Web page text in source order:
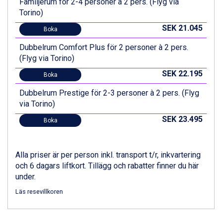
St. Anton från 11.245 kr.
Zell am See från 6.295 kr.
Canazei från 7.195 kr.
Livigno från 5.595 kr.
Ponte di Legno från 7.395 kr.
Sauze dOulx från 6.145 kr.
Alleghe från 8.545 kr.
Bad Gastein från 6.295 kr.
Arabba från 11.045 kr.
La Thuile från 7.045 kr.
Cervinia från 8.245 kr.
Saalbach från 9.445 kr.
Passo Tonale från 5.895 kr.
Champoluc från 5.945 kr.
Sestriere från 6.945 kr.
Fieberbrunn från 9.645 kr.
Torino)
Boka SEK 21.045
Dubbelrum Comfort Plus för 2 personer à 2 pers.
(Flyg via Torino)
Boka SEK 22.195
Dubbelrum Prestige för 2-3 personer à 2 pers. (Flyg
via Torino)
Boka SEK 23.495
Alla priser är per person inkl. transport t/r, inkvartering
och 6 dagars liftkort. Tillägg och rabatter finner du här
under.
Läs resevillkoren